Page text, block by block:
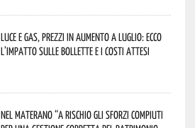
Luce e gas, prezzi in aumento a luglio: ecco
l’impatto sulle bollette e i costi attesi
Nel materano “a rischio gli sforzi compiuti